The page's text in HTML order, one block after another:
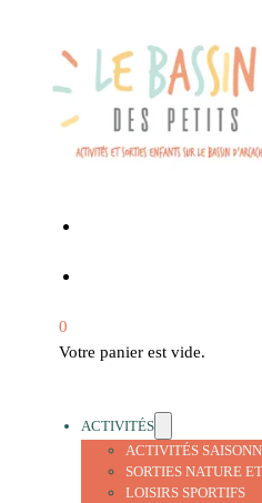
0
Votre panier est vide.
ACTIVITÉS
ACTIVITÉS
SORTIES NATURE
LOISIRS SPORTIFS